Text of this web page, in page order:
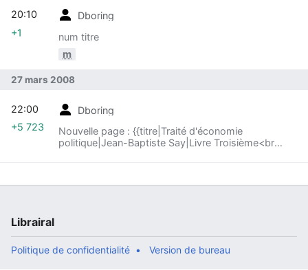
Dboring
num titre
m
20:10
+1
27 mars 2008
Dboring
Nouvelle page : {{titre|Traité d'économie
politique|Jean-Baptiste Say|Livre Troisième<br
22:00
+5 723
Librairal
Politique de confidentialité Version de bureau